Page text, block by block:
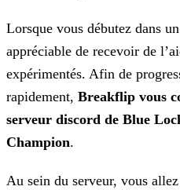
Lorsque vous débutez dans
appréciable de recevoir de
expérimentés. Afin de
rapidement, Breakflip vous
serveur discord de Blue
Champion.
Au sein du serveur, vous